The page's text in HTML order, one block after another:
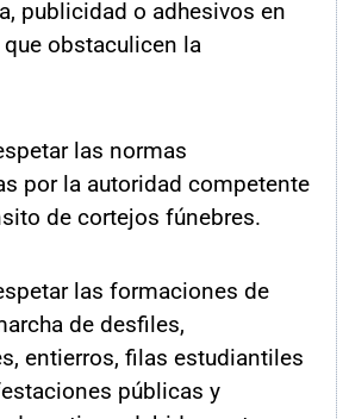
publicidad o adhesivos en
obstaculicen la
las normas
por la autoridad competente
de cortejos fúnebres.
las formaciones de
de desfiles,
entierros, filas estudiantiles
públicas y